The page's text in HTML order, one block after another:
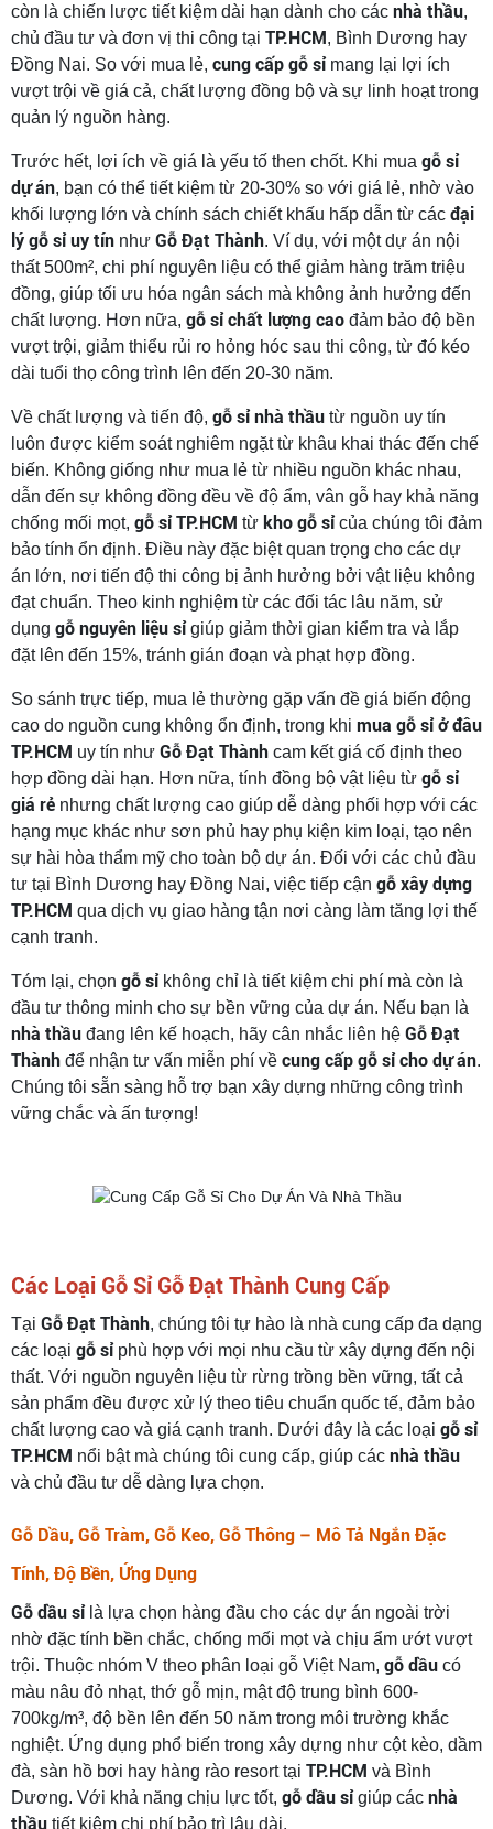
còn là chiến lược tiết kiệm dài hạn dành cho các nhà thầu,
chủ đầu tư và đơn vị thi công tại TP.HCM, Bình Dương hay
Đồng Nai. So với mua lẻ, cung cấp gỗ sỉmang lại lợi ích
vượt trội về giá cả, chất lượng đồng bộ và sự linh hoạt trong
quản lý nguồn hàng.
Trước hết, lợi ích về giá là yếu tố then chốt. Khi mua gỗ sỉ
dự án, bạn có thể tiết kiệm từ 20-30% so với giá lẻ, nhờ vào
khối lượng lớn và chính sách chiết khấu hấp dẫn từ các đại
lý gỗ sỉ uy tín như Gỗ Đạt Thành. Ví dụ, với một dự án nội
thất 500m², chi phí nguyên liệu có thể giảm hàng trăm triệu
đồng, giúp tối ưu hóa ngân sách mà không ảnh hưởng đến
chất lượng. Hơn nữa, gỗ sỉ chất lượng cao đảm bảo độ bền
vượt trội, giảm thiểu rủi ro hỏng hóc sau thi công, từ đó kéo
dài tuổi thọ công trình lên đến 20-30 năm.
Về chất lượng và tiến độ, gỗ sỉ nhà thầu từ nguồn uy tín
luôn được kiểm soát nghiêm ngặt từ khâu khai thác đến chế
biến. Không giống như mua lẻ từ nhiều nguồn khác nhau,
dẫn đến sự không đồng đều về độ ẩm, vân gỗ hay khả năng
chống mối mọt, gỗ sỉ TP.HCM từ kho gỗ sỉcủa chúng tôi đảm
bảo tính ổn định. Điều này đặc biệt quan trọng cho các dự
án lớn, nơi tiến độ thi công bị ảnh hưởng bởi vật liệu không
đạt chuẩn. Theo kinh nghiệm từ các đối tác lâu năm, sử
dụng gỗ nguyên liệu sỉgiúp giảm thời gian kiểm tra và lắp
đặt lên đến 15%, tránh gián đoạn và phạt hợp đồng.
So sánh trực tiếp, mua lẻ thường gặp vấn đề giá biến động
cao do nguồn cung không ổn định, trong khi mua gỗ sỉ ở đâu
TP.HCM uy tín như Gỗ Đạt Thành cam kết giá cố định theo
hợp đồng dài hạn. Hơn nữa, tính đồng bộ vật liệu từ gỗ sỉ
giá rẻ nhưng chất lượng cao giúp dễ dàng phối hợp với các
hạng mục khác như sơn phủ hay phụ kiện kim loại, tạo nên
sự hài hòa thẩm mỹ cho toàn bộ dự án. Đối với các chủ đầu
tư tại Bình Dương hay Đồng Nai, việc tiếp cận gỗ xây dựng
TP.HCM qua dịch vụ giao hàng tận nơi càng làm tăng lợi thế
cạnh tranh.
Tóm lại, chọn gỗ sỉkhông chỉ là tiết kiệm chi phí mà còn là
đầu tư thông minh cho sự bền vững của dự án. Nếu bạn là
nhà thầu đang lên kế hoạch, hãy cân nhắc liên hệ Gỗ Đạt
Thành để nhận tư vấn miễn phí về cung cấp gỗ sỉ cho dự án.
Chúng tôi sẵn sàng hỗ trợ bạn xây dựng những công trình
vững chắc và ấn tượng!
Các Loại Gỗ Sỉ Gỗ Đạt Thành Cung Cấp
Tại Gỗ Đạt Thành, chúng tôi tự hào là nhà cung cấp đa dạng
các loại gỗ sỉphù hợp với mọi nhu cầu từ xây dựng đến nội
thất. Với nguồn nguyên liệu từ rừng trồng bền vững, tất cả
sản phẩm đều được xử lý theo tiêu chuẩn quốc tế, đảm bảo
chất lượng cao và giá cạnh tranh. Dưới đây là các loại gỗ sỉ
TP.HCM nổi bật mà chúng tôi cung cấp, giúp các nhà thầu
và chủ đầu tư dễ dàng lựa chọn.
Gỗ Dầu, Gỗ Tràm, Gỗ Keo, Gỗ Thông – Mô Tả Ngắn Đặc
Tính, Độ Bền, Ứng Dụng
Gỗ dầu sỉlà lựa chọn hàng đầu cho các dự án ngoài trời
nhờ đặc tính bền chắc, chống mối mọt và chịu ẩm ướt vượt
trội. Thuộc nhóm V theo phân loại gỗ Việt Nam, gỗ dầu có
màu nâu đỏ nhạt, thớ gỗ mịn, mật độ trung bình 600-
700kg/m³, độ bền lên đến 50 năm trong môi trường khắc
nghiệt. Ứng dụng phổ biến trong xây dựng như cột kèo, dầm
đà, sàn hồ bơi hay hàng rào resort tại TP.HCM và Bình
Dương. Với khả năng chịu lực tốt, gỗ dầu sỉgiúp các nhà
thầu tiết kiệm chi phí bảo trì lâu dài.